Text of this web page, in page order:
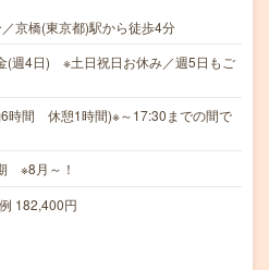
京橋(東京都)駅から徒歩4分
(週4日) ※土日祝日お休み／週5日もご
時間 休憩1時間)※～17:30までの間で
※8月～！
182,400円